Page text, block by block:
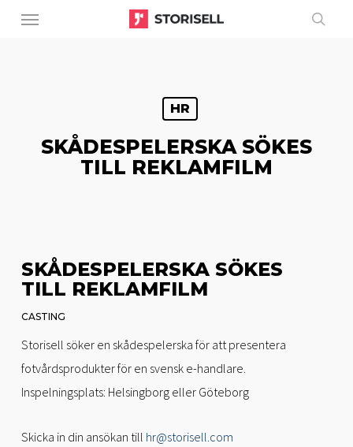
Menu
HR
SKÅDESPELERSKA SÖKES
TILL REKLAMFILM
SKÅDESPELERSKA SÖKES
TILL REKLAMFILM
CASTING
Storisell söker en skådespelerska för att presentera
fotvårdsprodukter för en svensk e-handlare.
Inspelningsplats: Helsingborg eller Göteborg
Skicka in din ansökan till hr@storisell.com